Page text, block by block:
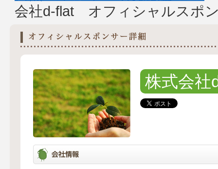
会社d-flat オフィシャルスポ
株式会社